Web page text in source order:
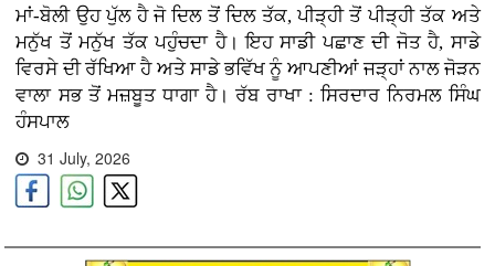
ਮਾਂ-ਬੋਲੀ ਉਹ ਪੁੱਲ ਹੈ ਜੋ ਦਿਲ ਤੋਂ ਦਿਲ ਤੱਕ, ਪੀੜ੍ਹੀ ਤੋਂ ਪੀੜ੍ਹੀ ਤੱਕ ਅਤੇ
ਮਨੁੱਖ ਤੋਂ ਮਨੁੱਖ ਤੱਕ ਪਹੁੰਚਦਾ ਹੈ। ਇਹ ਸਾਡੀ ਪਛਾਣ ਦੀ ਜੋਤ ਹੈ, ਸਾਡੇ
ਵਿਰਸੇ ਦੀ ਰੱਖਿਆ ਹੈ ਅਤੇ ਸਾਡੇ ਭਵਿੱਖ ਨੂੰ ਆਪਣੀਆਂ ਜੜ੍ਹਾਂ ਨਾਲ ਜੋੜਨ
ਵਾਲਾ ਸਭ ਤੋਂ ਮਜ਼ਬੂਤ ਧਾਗਾ ਹੈ। ਰੱਬ ਰਾਖਾ : ਸਿਰਦਾਰ ਨਿਰਮਲ ਸਿੰਘ
ਹੰਸਪਾਲ
31 July, 2026